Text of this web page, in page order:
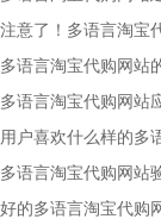
注意了！多语言淘宝
多语言淘宝代购网站
多语言淘宝代购网站
用户喜欢什么样的多
多语言淘宝代购网站
好的多语言淘宝代购